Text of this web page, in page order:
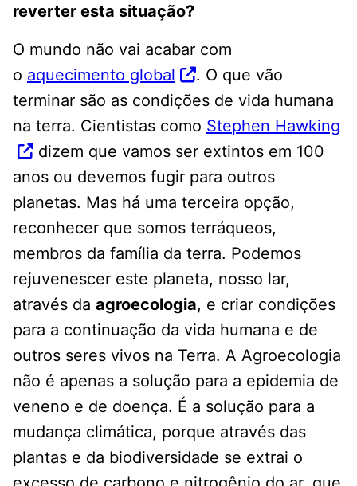
reverter esta situação?
O mundo não vai acabar com
o aquecimento global
. O que vão
terminar são as condições de vida humana
na terra. Cientistas como Stephen Hawking
dizem que vamos ser extintos em 100
anos ou devemos fugir para outros
planetas. Mas há uma terceira opção,
reconhecer que somos terráqueos,
membros da família da terra. Podemos
rejuvenescer este planeta, nosso lar,
através da agroecologia, e criar condições
para a continuação da vida humana e de
outros seres vivos na Terra. A Agroecologia
não é apenas a solução para a epidemia de
veneno e de doença. É a solução para a
mudança climática, porque através das
plantas e da biodiversidade se extrai o